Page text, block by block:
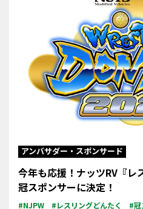
アンバサダー・スポンサード
今年も応援！ナッツRV『レ
冠スポンサーに決定！
#NJPW #レスリングどんたく #冠